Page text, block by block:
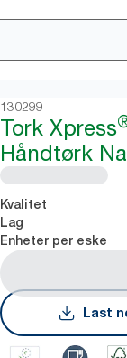
130299
Tork Xpress
Håndtørk
Kvalitet
Lag
Enheter per eske
Last